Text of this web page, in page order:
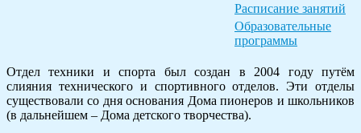
Расписание занятий
Образовательные
программы
Отдел техники и спорта был создан в 2004 году путём
слияния технического и спортивного отделов. Эти отделы
существовали со дня основания Дома пионеров и школьников
(в дальнейшем – Дома детского творчества).